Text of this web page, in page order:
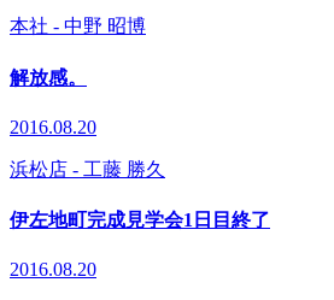
本社 - 中野 昭博
解放感。
2016.08.20
浜松店 - 工藤 勝久
伊左地町完成見学会1日目終了
2016.08.20